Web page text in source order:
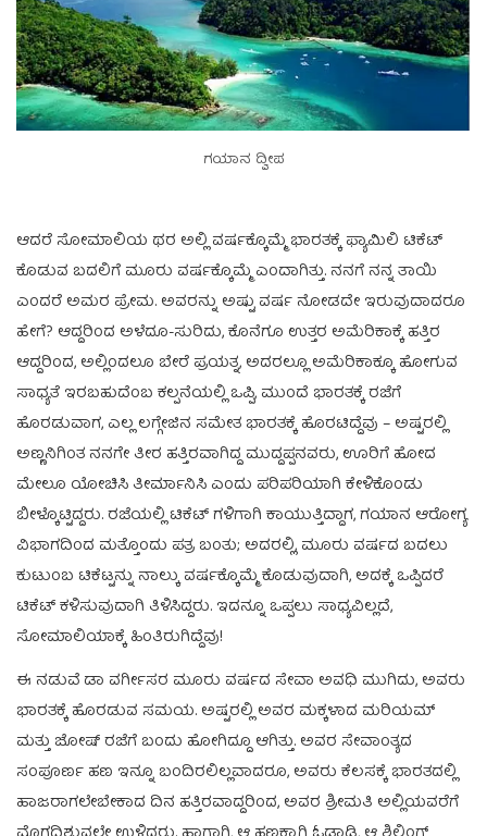
ಗಯಾನ ದ್ವೀಪ
ಆದರೆ ಸೋಮಾಲಿಯ ಥರ ಅಲ್ಲಿ ವರ್ಷಕ್ಕೊಮ್ಮೆ ಭಾರತಕ್ಕೆ ಫ್ಯಾಮಿಲಿ ಟಿಕೆಟ್
ಕೊಡುವ ಬದಲಿಗೆ ಮೂರು ವರ್ಷಕ್ಕೊಮ್ಮೆ ಎಂದಾಗಿತ್ತು. ನನಗೆ ನನ್ನ ತಾಯಿ
ಎಂದರೆ ಅಮರ ಪ್ರೇಮ. ಅವರನ್ನು ಅಷ್ಟು ವರ್ಷ ನೋಡದೇ ಇರುವುದಾದರೂ
ಹೇಗೆ? ಆದ್ದರಿಂದ ಅಳೆದೂ-ಸುರಿದು, ಕೊನೆಗೂ ಉತ್ತರ ಅಮೆರಿಕಾಕ್ಕೆ ಹತ್ತಿರ
ಆದ್ದರಿಂದ, ಅಲ್ಲಿಂದಲೂ ಬೇರೆ ಪ್ರಯತ್ನ, ಅದರಲ್ಲೂ ಅಮೆರಿಕಾಕ್ಕೂ ಹೋಗುವ
ಸಾಧ್ಯತೆ ಇರಬಹುದೆಂಬ ಕಲ್ಪನೆಯಲ್ಲಿ ಒಪ್ಪಿ, ಮುಂದೆ ಭಾರತಕ್ಕೆ ರಜೆಗೆ
ಹೊರಡುವಾಗ, ಎಲ್ಲ ಲಗ್ಗೇಜಿನ ಸಮೇತ ಭಾರತಕ್ಕೆ ಹೊರಟಿದ್ದೆವು – ಅಷ್ಟರಲ್ಲಿ
ಅಣ್ಣನಿಗಿಂತ ನನಗೇ ತೀರ ಹತ್ತಿರವಾಗಿದ್ದ ಮುದ್ದಪ್ಪನವರು, ಊರಿಗೆ ಹೋದ
ಮೇಲೂ ಯೋಚಿಸಿ ತೀರ್ಮಾನಿಸಿ ಎಂದು ಪರಿಪರಿಯಾಗಿ ಕೇಳಿಕೊಂಡು
ಬೀಳ್ಕೊಟ್ಟಿದ್ದರು. ರಜೆಯಲ್ಲಿ ಟಿಕೆಟ್ ಗಳಿಗಾಗಿ ಕಾಯುತ್ತಿದ್ದಾಗ, ಗಯಾನ ಆರೋಗ್ಯ
ವಿಭಾಗದಿಂದ ಮತ್ತೊಂದು ಪತ್ರ ಬಂತು; ಅದರಲ್ಲಿ, ಮೂರು ವರ್ಷದ ಬದಲು
ಕುಟುಂಬ ಟಿಕೆಟ್ಟನ್ನು ನಾಲ್ಕು ವರ್ಷಕ್ಕೊಮ್ಮೆ ಕೊಡುವುದಾಗಿ, ಅದಕ್ಕೆ ಒಪ್ಪಿದರೆ
ಟಿಕೆಟ್ ಕಳಿಸುವುದಾಗಿ ತಿಳಿಸಿದ್ದರು. ಇದನ್ನೂ ಒಪ್ಪಲು ಸಾಧ್ಯವಿಲ್ಲದೆ,
ಸೋಮಾಲಿಯಾಕ್ಕೆ ಹಿಂತಿರುಗಿದ್ದೆವು!
ಈ ನಡುವೆ ಡಾ ವರ್ಗೀಸರ ಮೂರು ವರ್ಷದ ಸೇವಾ ಅವಧಿ ಮುಗಿದು, ಅವರು
ಭಾರತಕ್ಕೆ ಹೊರಡುವ ಸಮಯ. ಅಷ್ಟರಲ್ಲಿ ಅವರ ಮಕ್ಕಳಾದ ಮರಿಯಮ್
ಮತ್ತು ಜೋಷ್ ರಜೆಗೆ ಬಂದು ಹೋಗಿದ್ದೂ ಆಗಿತ್ತು. ಅವರ ಸೇವಾಂತ್ಯದ
ಸಂಪೂರ್ಣ ಹಣ ಇನ್ನೂ ಬಂದಿರಲಿಲ್ಲವಾದರೂ, ಅವರು ಕೆಲಸಕ್ಕೆ ಭಾರತದಲ್ಲಿ
ಹಾಜರಾಗಲೇಬೇಕಾದ ದಿನ ಹತ್ತಿರವಾದ್ದರಿಂದ, ಅವರ ಶ್ರೀಮತಿ ಅಲ್ಲಿಯವರೆಗೆ